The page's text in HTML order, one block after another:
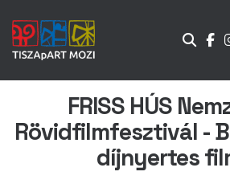
FRISS HÚS
Rövidfilmfesztivál -
díjnyertes